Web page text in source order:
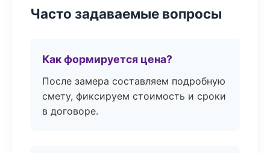
Часто задаваемые вопросы
Как формируется цена?
После замера составляем подробную
смету, фиксируем стоимость и сроки
в договоре.